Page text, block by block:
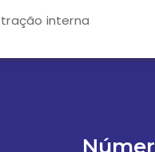
interna